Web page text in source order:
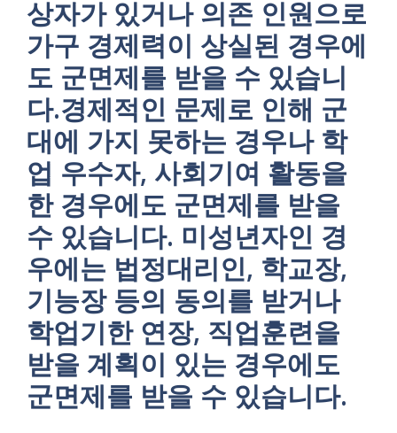
상자가 있거나 의존 인원으로
가구 경제력이 상실된 경우에
도 군면제를 받을 수 있습니
다.경제적인 문제로 인해 군
대에 가지 못하는 경우나 학
업 우수자, 사회기여 활동을
한 경우에도 군면제를 받을
수 있습니다. 미성년자인 경
우에는 법정대리인, 학교장,
기능장 등의 동의를 받거나
학업기한 연장, 직업훈련을
받을 계획이 있는 경우에도
군면제를 받을 수 있습니다.